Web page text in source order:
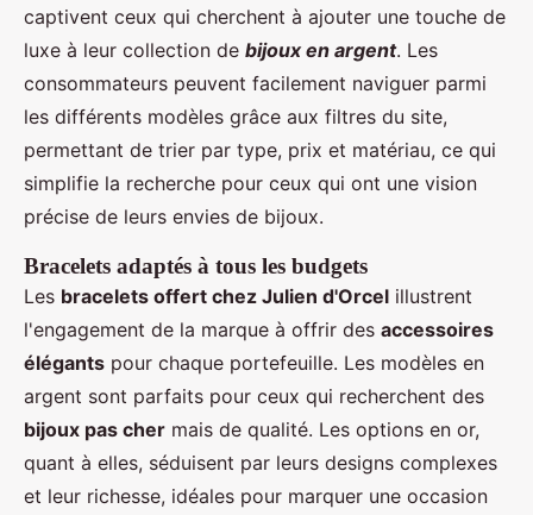
captivent ceux qui cherchent à ajouter une touche de
luxe à leur collection de bijoux en argent. Les
consommateurs peuvent facilement naviguer parmi
les différents modèles grâce aux filtres du site,
permettant de trier par type, prix et matériau, ce qui
simplifie la recherche pour ceux qui ont une vision
précise de leurs envies de bijoux.
Bracelets adaptés à tous les budgets
Les bracelets offert chez Julien d'Orcel illustrent
l'engagement de la marque à offrir des accessoires
élégants pour chaque portefeuille. Les modèles en
argent sont parfaits pour ceux qui recherchent des
bijoux pas cher mais de qualité. Les options en or,
quant à elles, séduisent par leurs designs complexes
et leur richesse, idéales pour marquer une occasion